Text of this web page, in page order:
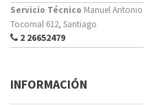
Servicio Técnico Manuel Antonio
Tocornal 612, Santiago
2 26652479
INFORMACIÓN